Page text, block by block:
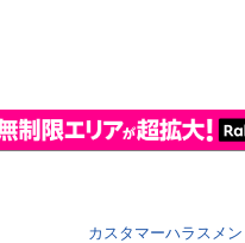
カスタマーハラスメ